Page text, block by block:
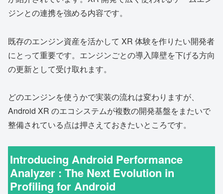
ジンとの連携を強める内容です。
既存のエンジン資産を活かして XR 体験を作りたい開発者
にとって重要です。エンジンごとの導入障壁を下げる方向
の更新として受け取れます。
どのエンジンを使うかで実装の流れは変わりますが、
Android XR のエコシステムが複数の開発基盤をまたいで
整備されている点は押さえておきたいところです。
Introducing Android Performance
Analyzer : The Next Evolution in
Profiling for Android